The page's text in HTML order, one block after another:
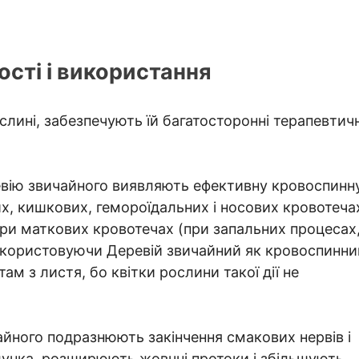
і використання
забезпечують їй багатосторонні
звичайного виявляють ефективну
кишкових, гемороїдальних і носових
маткових кровотечах (при запальних
Деревій звичайний як
з листя, бо квітки рослини такої дії не
подразнюють закінчення смакових нервів і